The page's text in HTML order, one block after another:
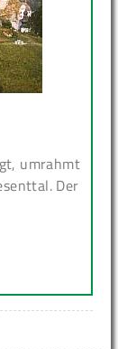
umrahmt
Der